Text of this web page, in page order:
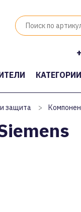
защита >